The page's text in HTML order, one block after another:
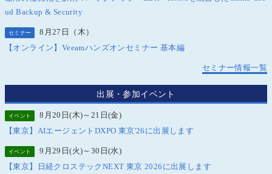
ud Backup & Security
セミナー
8月27日（木）
【オンライン】Veeamハンズオンセミナー 基本編
セミナー情報一覧
出展・参加イベント
イベント
8月20日(木)～21日(金)
【東京】AIエージェントDXPO 東京'26に出展します
イベント
9月29日(火)～30日(水)
【東京】日経クロステックNEXT 東京 2026に出展します